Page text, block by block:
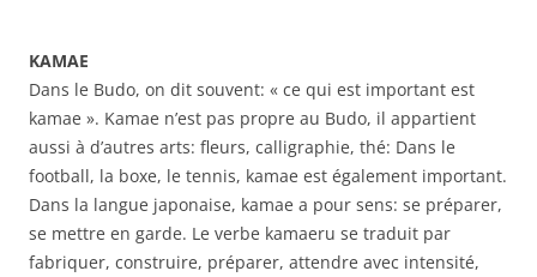
KAMAE
Dans le Budo, on dit souvent: « ce qui est important est
kamae ». Kamae n’est pas propre au Budo, il appartient
aussi à d’autres arts: fleurs, calligraphie, thé: Dans le
football, la boxe, le tennis, kamae est également important.
Dans la langue japonaise, kamae a pour sens: se préparer,
se mettre en garde. Le verbe kamaeru se traduit par
fabriquer, construire, préparer, attendre avec intensité,